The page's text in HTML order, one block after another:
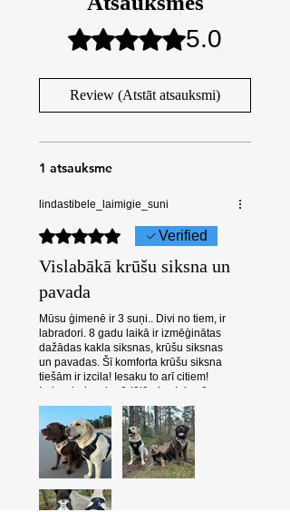
Novērtēts ar 5 no 5 zvaigznēm.
5.0
Review (Atstāt atsauksmi)
1 atsauksme
lindastibele_laimigie_suni
Novērtēts ar 5 no 5 zvaigznēm.
Verified
Vislabākā krūšu siksna un
pavada
Mūsu ģimenē ir 3 suņi.. Divi no tiem, ir
labradori. 8 gadu laikā ir izmēģinātas
dažādas kakla siksnas, krūšu siksnas
un pavadas. Šī komforta krūšu siksna
tiešām ir izcila! Iesaku to arī citiem!
Labradoriem iegādājāmies L izmēra
komforta krūšu siksnas. Iegādājāmies
arī saskaņotas pavadas, kuras arī ir
augstas kvalitātes, ar ergonomisku
rokturi un drošu karabīni!
Paldies BarkLatvia